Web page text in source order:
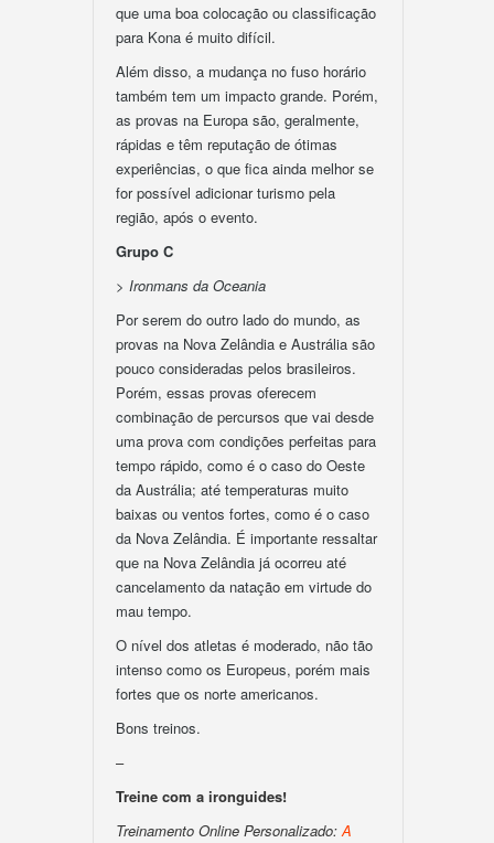
que uma boa colocação ou classificação
para Kona é muito difícil.
Além disso, a mudança no fuso horário
também tem um impacto grande. Porém,
as provas na Europa são, geralmente,
rápidas e têm reputação de ótimas
experiências, o que fica ainda melhor se
for possível adicionar turismo pela
região, após o evento.
Grupo C
> Ironmans da Oceania
Por serem do outro lado do mundo, as
provas na Nova Zelândia e Austrália são
pouco consideradas pelos brasileiros.
Porém, essas provas oferecem
combinação de percursos que vai desde
uma prova com condições perfeitas para
tempo rápido, como é o caso do Oeste
da Austrália; até temperaturas muito
baixas ou ventos fortes, como é o caso
da Nova Zelândia. É importante ressaltar
que na Nova Zelândia já ocorreu até
cancelamento da natação em virtude do
mau tempo.
O nível dos atletas é moderado, não tão
intenso como os Europeus, porém mais
fortes que os norte americanos.
Bons treinos.
–
Treine com a ironguides!
Treinamento Online Personalizado:A